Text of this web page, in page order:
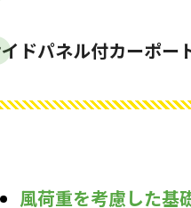
ドパネル付カーポー
風荷重を考慮した基